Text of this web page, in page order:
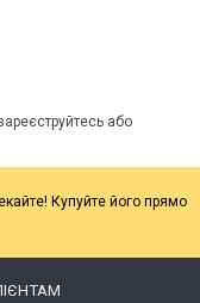
або
Купуйте його прямо